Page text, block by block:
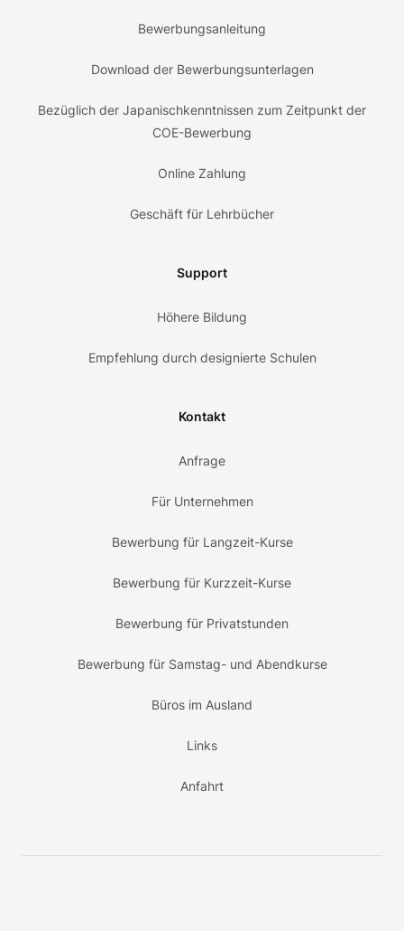
Bewerbungsanleitung
Download der Bewerbungsunterlagen
Bezüglich der Japanischkenntnissen zum Zeitpunkt der
COE-Bewerbung
Online Zahlung
Geschäft für Lehrbücher
Support
Höhere Bildung
Empfehlung durch designierte Schulen
Kontakt
Anfrage
Für Unternehmen
Bewerbung für Langzeit-Kurse
Bewerbung für Kurzzeit-Kurse
Bewerbung für Privatstunden
Bewerbung für Samstag- und Abendkurse
Büros im Ausland
Links
Anfahrt